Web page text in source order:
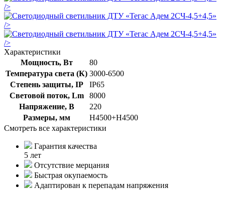
/>
/>
/>
Характеристики
Мощность, Вт
80
Температура света (К) 3000-6500
Степень защиты, IP
IP65
Световой поток, Lm
8000
Напряжение, В
220
Размеры, мм
Н4500+Н4500
Смотреть все характеристики
Гарантия качества
5 лет
Отсутствие мерцания
Быстрая окупаемость
Адаптирован к перепадам напряжения